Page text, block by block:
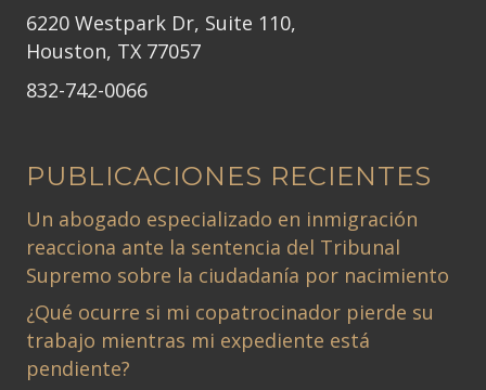
6220 Westpark Dr, Suite 110,
Houston, TX 77057
832-742-0066
PUBLICACIONES RECIENTES
Un abogado especializado en inmigración
reacciona ante la sentencia del Tribunal
Supremo sobre la ciudadanía por nacimiento
¿Qué ocurre si mi copatrocinador pierde su
trabajo mientras mi expediente está
pendiente?